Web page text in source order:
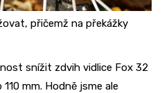
přičemž na překážky
snížit zdvih vidlice Fox 32
mm. Hodně jsme ale